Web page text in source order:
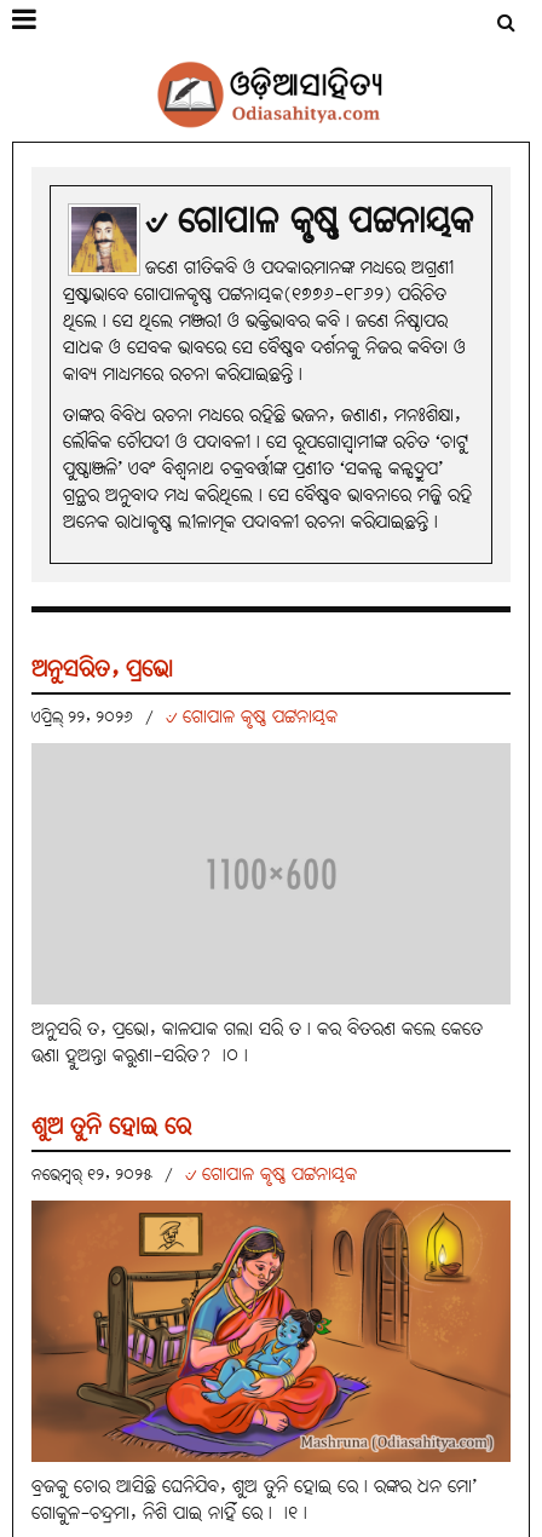
୰ ଗୋପାଳ କୃଷ୍ଣ ପଟ୍ଟନାୟକ
ଜଣେ ଗୀତିକବି ଓ ପଦକାରମାନଙ୍କ ମଧ୍ୟରେ ଅଗ୍ରଣୀ
ସ୍ରଷ୍ଟାଭାବେ ଗୋପାଳକୃଷ୍ଣ ପଟ୍ଟନାୟକ(୧୭୭୬-୧୮୬୨) ପରିଚିତ
ଥିଲେ। ସେ ଥିଲେ ମଞ୍ଜରୀ ଓ ଭକ୍ତିଭାବର କବି। ଜଣେ ନିଷ୍ଠାପର
ସାଧକ ଓ ସେବକ ଭାବରେ ସେ ବୈଷ୍ଣବ ଦର୍ଶନକୁ ନିଜର କବିତା ଓ
କାବ୍ୟ ମାଧ୍ୟମରେ ରଚନା କରିଯାଇଛନ୍ତି।
ତାଙ୍କର ବିବିଧ ରଚନା ମଧ୍ୟରେ ରହିଛି ଭଜନ, ଜଣାଣ, ମନଃଶିକ୍ଷା,
ଲୌକିକ ଚୌପଦୀ ଓ ପଦାବଳୀ। ସେ ରୂପଗୋସ୍ୱାମୀଙ୍କ ରଚିତ ‘ଚାଟୁ
ପୁଷ୍ପାଞ୍ଜଳି’ ଏବଂ ବିଶ୍ୱନାଥ ଚକ୍ରବର୍ତ୍ତୀଙ୍କ ପ୍ରଣୀତ ‘ସକଳ୍ପ କଳ୍ପଦ୍ରୁପ’
ଗ୍ରନ୍ଥର ଅନୁବାଦ ମଧ୍ୟ କରିଥିଲେ। ସେ ବୈଷ୍ଣବ ଭାବନାରେ ମଜ୍ଜି ରହି
ଅନେକ ରାଧାକୃଷ୍ଣ ଲୀଳାତ୍ମକ ପଦାବଳୀ ରଚନା କରିଯାଇଛନ୍ତି।
ଅନୁସରିତ, ପ୍ରଭୋ
ଏପ୍ରିଲ୍ ୨୨, ୨୦୨୬ / ୰ ଗୋପାଳ କୃଷ୍ଣ ପଟ୍ଟନାୟକ
ଅନୁସରି ତ, ପ୍ରଭୋ, କାଳଯାକ ଗଲା ସରି ତ। କର ବିତରଣ କଲେ କେତେ
ଉଣା ହୁଅନ୍ତା କରୁଣା-ସରିତ? ।୦।
ଶୁଅ ତୁନି ହୋଇ ରେ
ନଭେମ୍ବର୍ ୧୨, ୨୦୨୫ / ୰ ଗୋପାଳ କୃଷ୍ଣ ପଟ୍ଟନାୟକ
ବ୍ରଜକୁ ଚୋର ଆସିଛି ଘେନିଯିବ, ଶୁଅ ତୁନି ହୋଇ ରେ। ରଙ୍କର ଧନ ମୋ’
ଗୋକୁଳ-ଚନ୍ଦ୍ରମା, ନିଶି ପାଇ ନାହିଁ ରେ। ।୧।